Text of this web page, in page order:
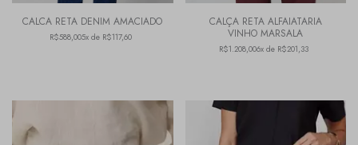
CALCA RETA DENIM AMACIADO
R$588,005x de R$117,60
CALÇA RETA ALFAIATARIA
VINHO MARSALA
R$1.208,006x de R$201,33